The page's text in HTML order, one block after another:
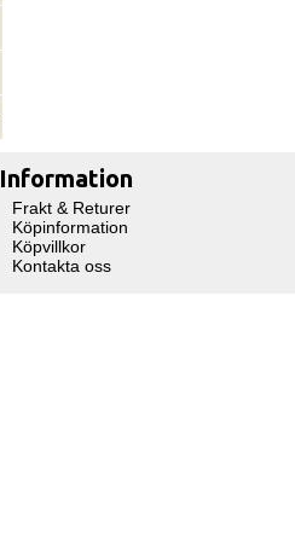
Information
Frakt & Returer
Köpinformation
Köpvillkor
Kontakta oss